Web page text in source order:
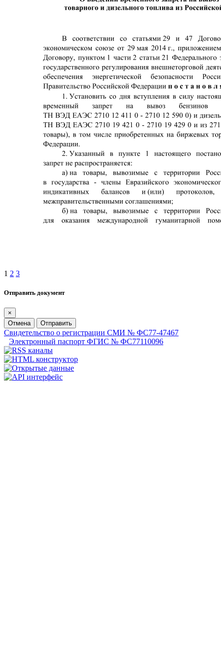
1 2 3
Отправить документ
×
Отмена
Отправить
Свидетельство о регистрации СМИ № ФС77-47467
Электронный паспорт ФГИС № ФС77110096